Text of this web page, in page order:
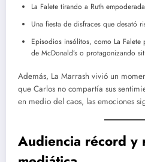
La Falete tirando a Ruth
Una fiesta de disfraces que desató
Episodios insólitos, como La Falete
de McDonald’s o protagonizando
Además, La Marrash vivió un
que Carlos no compartía sus
en medio del caos, las emociones
Audiencia récord y